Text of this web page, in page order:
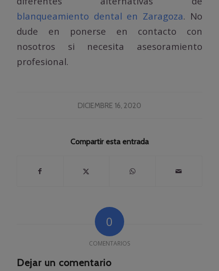
blanqueamiento dental en Zaragoza. No
dude en ponerse en contacto con
nosotros si necesita asesoramiento
profesional.
DICIEMBRE 16, 2020
Compartir esta entrada
0
COMENTARIOS
Dejar un comentario